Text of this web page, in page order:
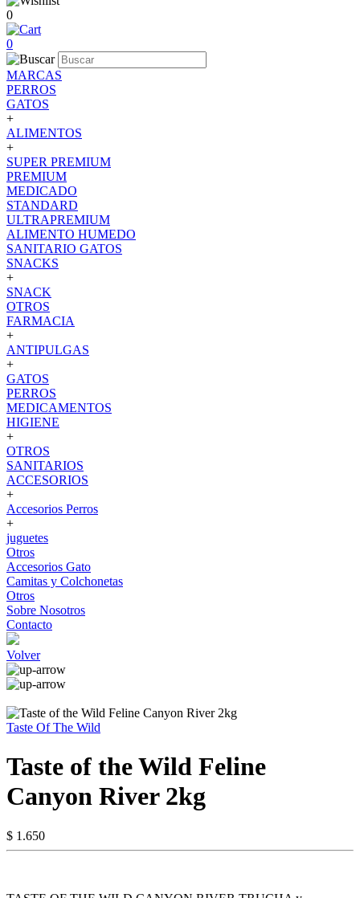
0
0
MARCAS
PERROS
GATOS
+
ALIMENTOS
+
SUPER PREMIUM
PREMIUM
MEDICADO
STANDARD
ULTRAPREMIUM
ALIMENTO HUMEDO
SANITARIO GATOS
SNACKS
+
SNACK
OTROS
FARMACIA
+
ANTIPULGAS
+
GATOS
PERROS
MEDICAMENTOS
HIGIENE
+
OTROS
SANITARIOS
ACCESORIOS
+
Accesorios Perros
+
juguetes
Otros
Accesorios Gato
Camitas y Colchonetas
Otros
Sobre Nosotros
Contacto
Volver
Taste Of The Wild
Taste of the Wild Feline
Canyon River 2kg
$ 1.650